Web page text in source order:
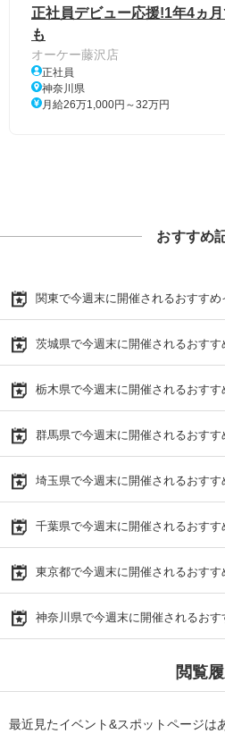
正社員デビュー応援!1年4ヵ
も
オーケー藤沢店
正社員
神奈川県
月給26万1,000円～32万円
おすすめ
関東で今週末に開催されるおすすめ
茨城県で今週末に開催されるおすす
栃木県で今週末に開催されるおすす
群馬県で今週末に開催されるおすす
埼玉県で今週末に開催されるおすす
千葉県で今週末に開催されるおすす
東京都で今週末に開催されるおすす
神奈川県で今週末に開催されるおす
閲覧
最近見たイベント&スポットページは